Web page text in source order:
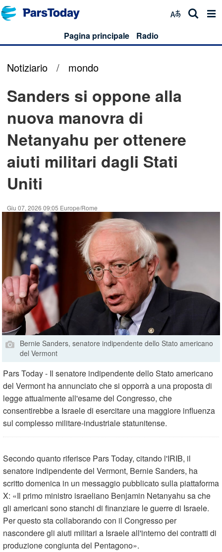
Pagina principale Radio
Notiziario / mondo
Sanders si oppone alla
nuova manovra di
Netanyahu per ottenere
aiuti militari dagli Stati
Uniti
Giu 07, 2026 09:05 Europe/Rome
Bernie Sanders, senatore indipendente dello Stato americano
del Vermont
Pars Today - Il senatore indipendente dello Stato americano
del Vermont ha annunciato che si opporrà a una proposta di
legge attualmente all'esame del Congresso, che
consentirebbe a Israele di esercitare una maggiore influenza
sul complesso militare-industriale statunitense.
Secondo quanto riferisce Pars Today, citando l'IRIB, il
senatore indipendente del Vermont, Bernie Sanders, ha
scritto domenica in un messaggio pubblicato sulla piattaforma
X: «Il primo ministro israeliano Benjamin Netanyahu sa che
gli americani sono stanchi di finanziare le guerre di Israele.
Per questo sta collaborando con il Congresso per
nascondere gli aiuti militari a Israele all'interno dei contratti di
produzione congiunta del Pentagono».